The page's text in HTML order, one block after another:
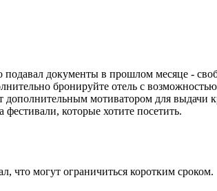
документы в прошлом месяце -
бронируйте отель с
мотиватором для выдачи
которые хотите посетить.
что могут ограничиться коротким сроком.